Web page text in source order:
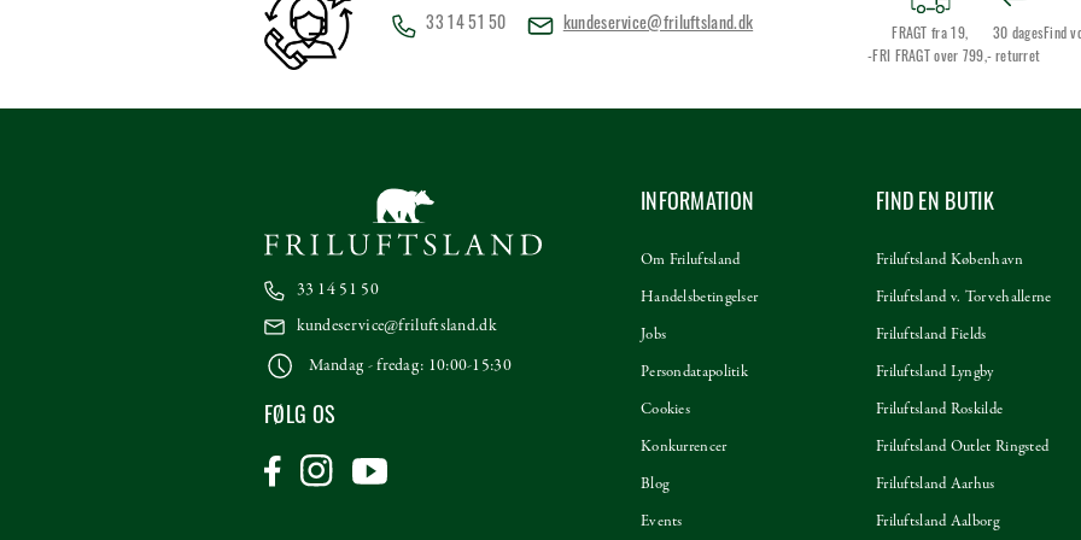
33 14 51 50 kundeservice@friluftsland.dk
FRAGT fra 19,
-FRI FRAGT over 799,-
30 dages
returret
Find
33 14 51 50
kundeservice@friluftsland.dk
Mandag - fredag: 10:00-15:30
FØLG OS
INFORMATION
Om Friluftsland
Handelsbetingelser
Jobs
Persondatapolitik
Cookies
Konkurrencer
Blog
Events
FIND EN BUTIK
Friluftsland København
Friluftsland v. Torvehallerne
Friluftsland Fields
Friluftsland Lyngby
Friluftsland Roskilde
Friluftsland Outlet Ringsted
Friluftsland Aarhus
Friluftsland Aalborg